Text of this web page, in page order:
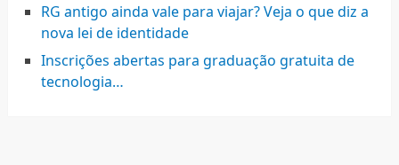
RG antigo ainda vale para viajar? Veja o que diz a
nova lei de identidade
Inscrições abertas para graduação gratuita de
tecnologia…